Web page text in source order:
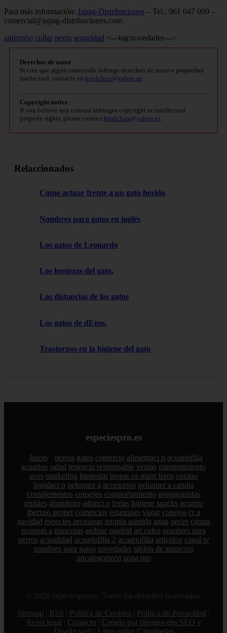
Para más información: Japag-Distribuciones – Tel.: 961 047 000 –
comercial@japag-distribuciones.com
antirrobo collar perro seguridad <---tag:novedades--->
Derechos de autor
Si cree que algún contenido infringe derechos de autor o propiedad
intelectual, contacte en bitelchux@yahoo.es
Copyright notice
If you believe any content infringes copyright or intellectual
property rights, please contact bitelchux@yahoo.es
Relaccionados
Cómo actuar frente a un gato herido
Nombres para gatos en inglés
Los gatos de Leonardo
Los bostezos del gato.
Las distancias de los gatos
Los gatos de dEmo.
Trastornos en la higiene del gato
especiespro.es
Inicio perros gatos comercio alimentaci n acuariofilia
acuarios salud tenencia responsable ventas mantenimiento
aves marketing bienestar peque os mam feros verano
legislaci n peluquer a accesorios peluquer a canina
complementos consejos comportamiento protagonistas
reptiles abandono adopci n ferias higiene snacks acuario
iberzoo propet comercios estanques viajar conejos cr a
navidad especies invasoras terapia asistida agua peces camas
econom a mascotas aedpac madrid art culos nombres para
perros actualidad acuariofilia 2 acuariofilia articulos canal tv
nombres para gatos novedades tablon de anuncios
uncategorized zona pro
© 2026 especiespro.es. Todos los derechos reservados.
Sitemap
RSS Política de Cookies Política de Privacidad
Aviso legal
Contacto
Creado por 0lemiswebs SEO y
Diseño web
Libro sobre Cabañuelas